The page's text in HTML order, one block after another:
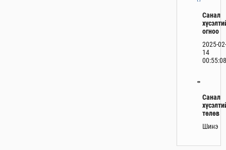
Санал
огноо
2025-02-
14
00:55:08
Санал
төлөв
Шинэ